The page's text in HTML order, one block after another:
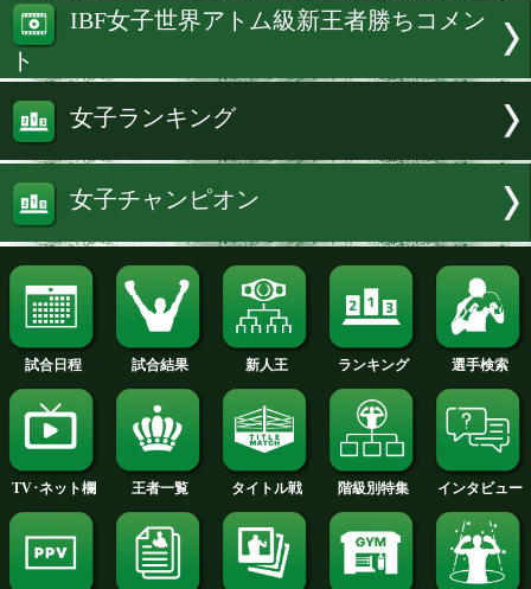
黒木vs花形 特集ページへ
リングサイドの目へ
IBF女子世界アトム級新王者勝ち
ト
女子ランキング
女子チャンピオン